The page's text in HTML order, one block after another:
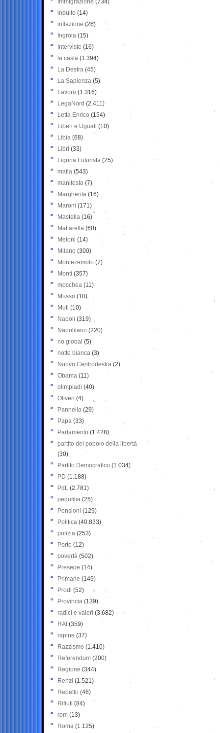
Immigrazione (734)
indulto (14)
inflazione (26)
Ingroia (15)
Interviste (16)
la casta (1.394)
La Destra (45)
La Sapienza (5)
Lavoro (1.316)
LegaNord (2.411)
Letta Enrico (154)
Liberi e Uguali (10)
Libia (68)
Libri (33)
Liguria Futurista (25)
mafia (543)
manifesto (7)
Margherita (16)
Maroni (171)
Mastella (16)
Mattarella (60)
Meloni (14)
Milano (300)
Montezemolo (7)
Monti (357)
moschea (11)
Musso (10)
Muti (10)
Napoli (319)
Napolitano (220)
no global (5)
notte bianca (3)
Nuovo Centrodestra (2)
Obama (11)
olimpiadi (40)
Oliveri (4)
Pannella (29)
Papa (33)
Parlamento (1.428)
partito del popolo della libertà
(30)
Partito Democratico (1.034)
PD (1.188)
PdL (2.781)
pedofilia (25)
Pensioni (129)
Politica (40.833)
polizia (253)
Porto (12)
povertà (502)
Presepe (14)
Primarie (149)
Prodi (52)
Provincia (139)
radici e valori (3.682)
RAI (359)
rapine (37)
Razzismo (1.410)
Referendum (200)
Regione (344)
Renzi (1.521)
Repetto (46)
Rifiuti (84)
rom (13)
Roma (1.125)